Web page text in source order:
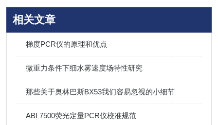
相关文章
梯度PCR仪的原理和优点
微重力条件下细水雾速度场特性研究
那些关于奥林巴斯BX53我们容易忽视的小细节
ABI 7500荧光定量PCR仪校准规范